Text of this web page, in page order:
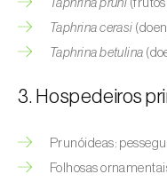
Vírus (
Crinivirus,
Tospovirus e
Taphrina pruni
Taphrina cerasi
Taphrina betulina
3. Hospedeiros
Prunóideas:
Folhosas